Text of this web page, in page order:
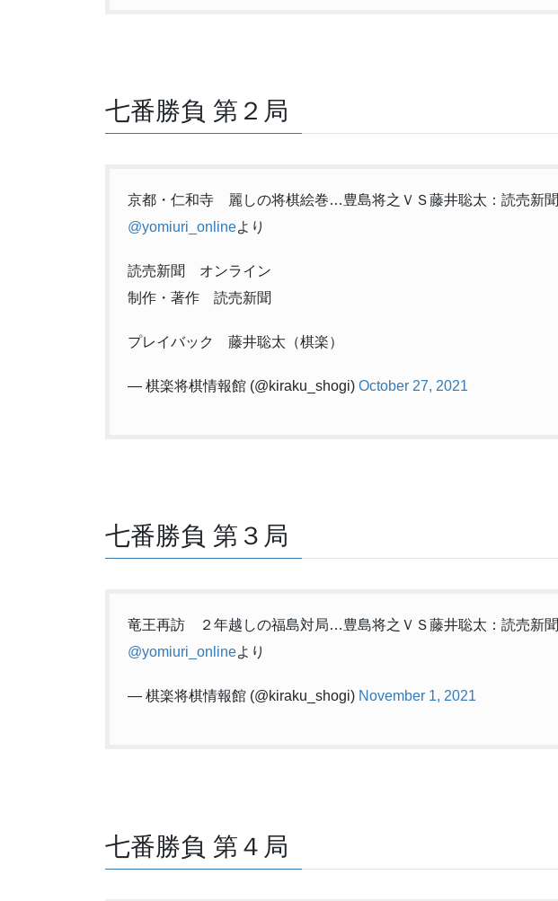
七番勝負 第２局
京都・仁和寺 麗しの将棋絵巻…豊島将之ＶＳ藤井聡太：読売新聞
@yomiuri_onlineより
読売新聞 オンライン
制作・著作 読売新聞
プレイバック 藤井聡太（棋楽）
— 棋楽将棋情報館 (@kiraku_shogi) October 27, 2021
七番勝負 第３局
竜王再訪 ２年越しの福島対局…豊島将之ＶＳ藤井聡太：読売新聞
@yomiuri_onlineより
— 棋楽将棋情報館 (@kiraku_shogi) November 1, 2021
七番勝負 第４局